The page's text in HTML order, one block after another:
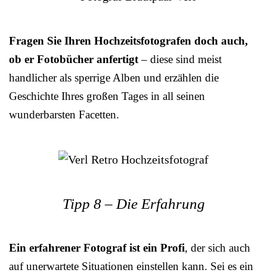
Fragen Sie Ihren Hochzeitsfotografen doch auch,
ob er Fotobücher anfertigt– diese sind meist
handlicher als sperrige Alben und erzählen die
Geschichte Ihres großen Tages in all seinen
wunderbarsten Facetten.
Tipp 8 – Die Erfahrung
Ein erfahrener Fotograf ist ein Profi, der sich auch
auf unerwartete Situationen einstellen kann. Sei es ein